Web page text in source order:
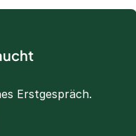
Erstgespräch.